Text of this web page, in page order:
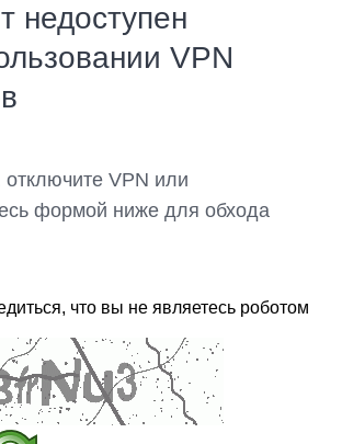
недоступен
VPN
VPN или
формой ниже для обхода
что вы не являетесь роботом